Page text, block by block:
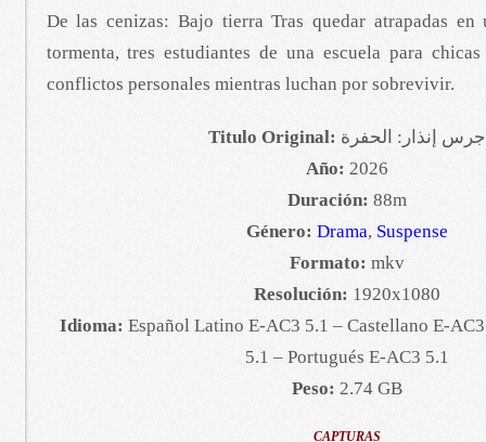
De las cenizas: Bajo tierra Tras quedar atrapadas
tormenta, tres estudiantes de una escuela para
conflictos personales mientras luchan por sobrevivir.
Titulo Original: جرس إنذار: الحفرة
Año: 2026
Duración: 88m
Género: Drama, Suspense
Formato: mkv
Resolución: 1920x1080
Idioma: Español Latino E-AC3 5.1 – Castellano E-
5.1 – Portugués E-AC3 5.1
Peso: 2.74 GB
CAPTURAS